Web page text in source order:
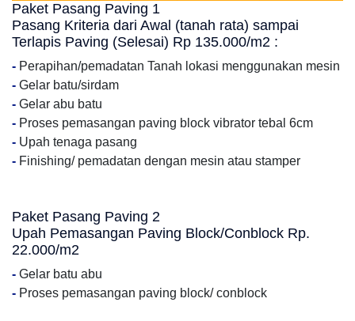
Paket Pasang Paving 1
Pasang Kriteria dari Awal (tanah rata) sampai
Terlapis Paving (Selesai) Rp 135.000/m2 :
- Perapihan/pemadatan Tanah lokasi menggunakan mesin
- Gelar batu/sirdam
- Gelar abu batu
- Proses pemasangan paving block vibrator tebal 6cm
- Upah tenaga pasang
- Finishing/ pemadatan dengan mesin atau stamper
Paket Pasang Paving 2
Upah Pemasangan Paving Block/Conblock Rp.
22.000/m2
- Gelar batu abu
- Proses pemasangan paving block/ conblock